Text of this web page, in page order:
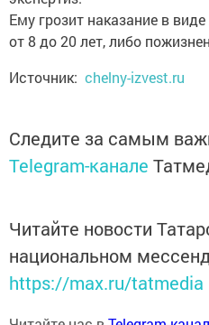
Ему грозит наказание в
от 8 до 20 лет, либо
Источник: chelny-izvest.ru
Следите за самым
Telegram-канале
Читайте новости
национальном
https://max.ru/tatmedia